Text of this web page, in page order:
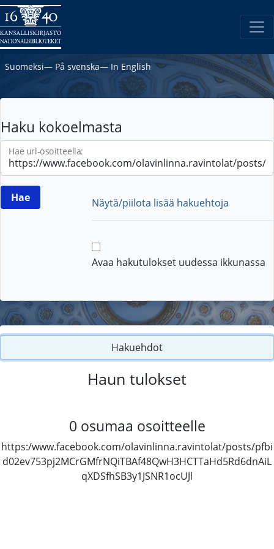
Suomeksi― På svenska― In English
Haku kokoelmasta
Hae url-osoitteella:
Näytä/piilota lisää hakuehtoja
Avaa hakutulokset uudessa ikkunassa
Hakuehdot
Haun tulokset
0 osumaa osoitteelle
https:/www.facebook.com/olavinlinna.ravintolat/posts/pfbi
d02ev753pj2MCrGMfrNQiTBAf48QwH3HCTTaHd5Rd6dnAiL
qXDSfhSB3y1JSNR1ocUJl